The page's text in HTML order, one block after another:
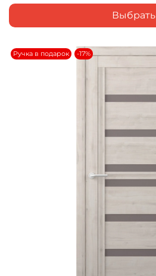
Выбрать
Ручка в подарок -17%